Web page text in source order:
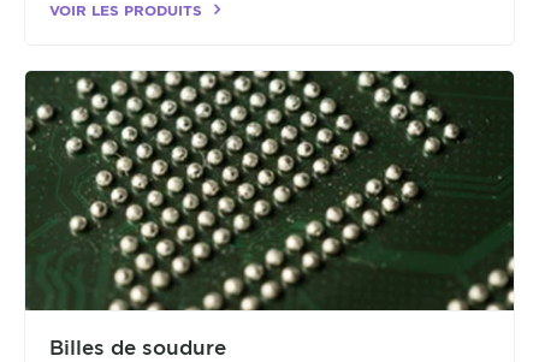
VOIR LES PRODUITS
Billes de soudure